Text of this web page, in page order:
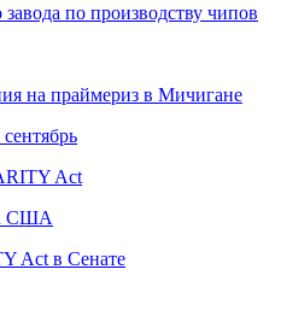
по производству чипов
на праймериз в Мичигане
Act
США
Act в Сенате